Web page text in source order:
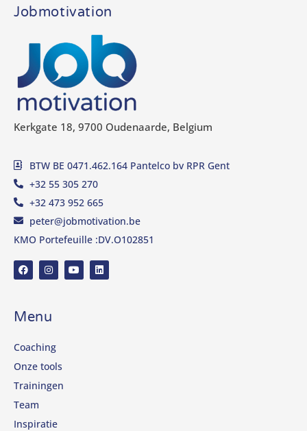
Jobmotivation
Kerkgate 18, 9700 Oudenaarde, Belgium
BTW BE 0471.462.164 Pantelco bv RPR Gent
+32 55 305 270
+32 473 952 665
peter@jobmotivation.be
KMO Portefeuille :DV.O102851
Menu
Coaching
Onze tools
Trainingen
Team
Inspiratie